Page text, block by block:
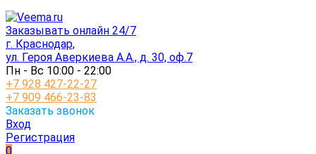
Заказывать онлайн 24/7
г. Краснодар,
ул. Героя Аверкиева А.А., д. 30, оф.7
Пн - Вс 10:00 - 22:00
+7 928 427-22-27
+7 909 466-23-83
Заказать звонок
Вход
Регистрация
0